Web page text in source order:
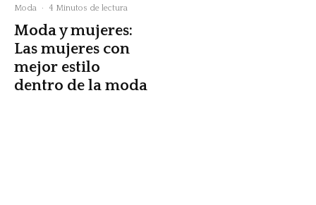
Moda · 4 Minutos de lectura
Moda y mujeres:
Las mujeres con
mejor estilo
dentro de la moda